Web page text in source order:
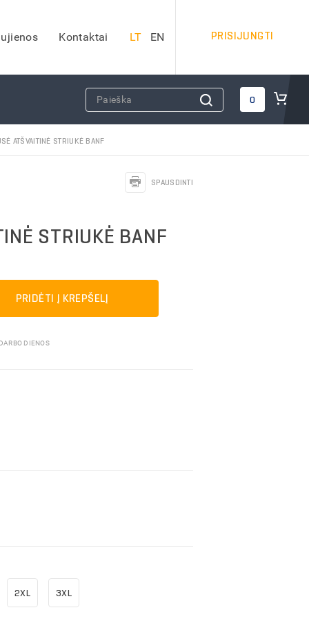
PRISIJUNGTI
LT EN
Kontaktai
DARBO SAUGOS PRIEMONĖS
Veido apsauga
Apsauginės ausinės
Kvėpavimo takų apsauga
Apsauginiai akiniai
Antkeliai darbui
Gesintuvai
Kitos darbo saugos priemonės
Pakavimo medžiagos
0
ATŠVAITINĖ STRIUKĖ BANF
SPAUSDINTI
STRIUKĖ BANF
PRIDĖTI Į KREPŠELĮ
DIENOS
2XL 3XL